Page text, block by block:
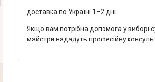
доставка по Україні 1–2 дні.
Якщо вам потрібна допомога у виборі
майстри нададуть професійну